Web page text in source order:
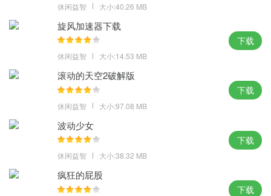
休闲益智 大小:40.26 MB
旋风加速器下载
休闲益智 大小:14.53 MB
下载
滚动的天空2破解版
休闲益智 大小:97.08 MB
下载
波动少女
休闲益智 大小:38.32 MB
下载
疯狂的屁股
下载